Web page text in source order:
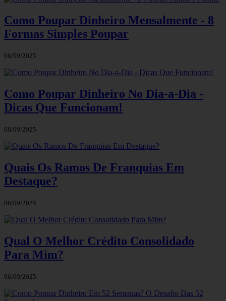
Como Poupar Dinheiro Mensalmente - 8
Formas Simples Poupar
06/09/2025
Como Poupar Dinheiro No Dia-a-Dia -
Dicas Que Funcionam!
06/09/2025
Quais Os Ramos De Franquias Em
Destaque?
06/09/2025
Qual O Melhor Crédito Consolidado
Para Mim?
06/09/2025